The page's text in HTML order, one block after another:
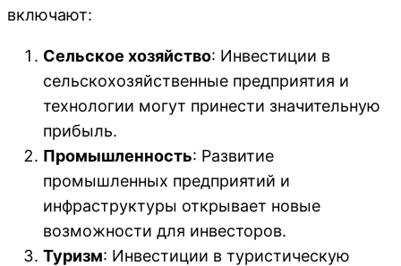
включают:
Сельское хозяйство: Инвестиции в
сельскохозяйственные предприятия и
технологии могут принести значительную
прибыль.
Промышленность: Развитие
промышленных предприятий и
инфраструктуры открывает новые
возможности для инвесторов.
Туризм: Инвестиции в туристическую